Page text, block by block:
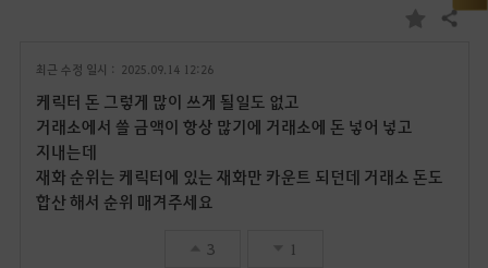
즐
공유하기
최근 수정 일시 : 2025.09.14 12:26
케릭터 돈 그렇게 많이 쓰게 될일도 없고
거래소에서 쓸 금액이 항상 많기에 거래소에 돈 넣어 넣고
지내는데
재화 순위는 케릭터에 있는 재화만 카운트 되던데 거래소 돈도
합산 해서 순위 매겨주세요
3 1